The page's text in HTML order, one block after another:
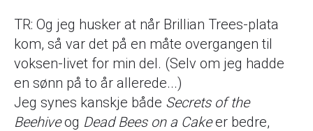
TR: Og jeg husker at når Brillian Trees-plata
kom, så var det på en måte overgangen til
voksen-livet for min del. (Selv om jeg hadde
en sønn på to år allerede...)
Jeg synes kanskje både Secrets of the
Beehiveog Dead Bees on a Cakeer bedre,